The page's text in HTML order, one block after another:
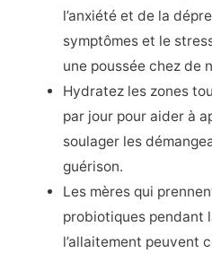
l’anxiété et de la
symptômes et le
une poussée chez de
Hydratez les zones
par jour pour aider à
soulager les
guérison.
Les mères qui
probiotiques pendant
l’allaitement peuvent